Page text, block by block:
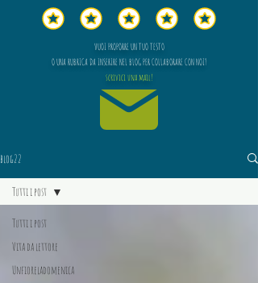
VUOI PROPORRE UN TUO TESTO
O UNA RUBRICA DA INSERIRE NEL BLOG PER COLLABORARE CON NOI?
scrivici una mail!
blog22
Tutti i post
Vita da lettore
Unfioreladomenica
Tutti i post